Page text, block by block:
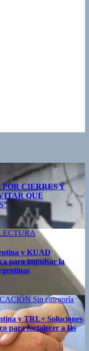
CIERRES Y
QUE
y KUAD
para impulsar la
Sin categoría
y TRL+ Soluciones
para fortalecer a las